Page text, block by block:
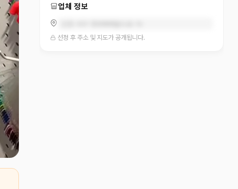
업체 정보
선정 후 주소 및 지도가 공개됩니다.